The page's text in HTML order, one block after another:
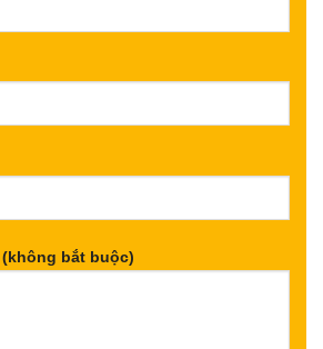
bắt buộc)